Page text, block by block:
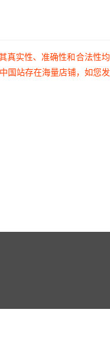
真实性、准确性和合法性
国站存在海量店铺，如您